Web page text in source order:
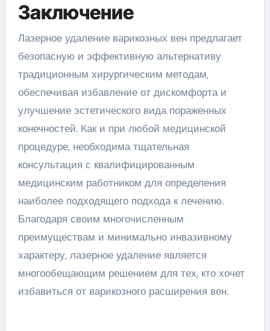
Заключение
Лазерное удаление варикозных вен предлагает
безопасную и эффективную альтернативу
традиционным хирургическим методам,
обеспечивая избавление от дискомфорта и
улучшение эстетического вида пораженных
конечностей. Как и при любой медицинской
процедуре, необходима тщательная
консультация с квалифицированным
медицинским работником для определения
наиболее подходящего подхода к лечению.
Благодаря своим многочисленным
преимуществам и минимально инвазивному
характеру, лазерное удаление является
многообещающим решением для тех, кто хочет
избавиться от варикозного расширения вен.